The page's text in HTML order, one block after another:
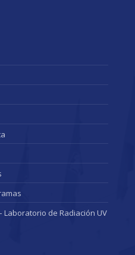
Laboratorio de Radiación UV